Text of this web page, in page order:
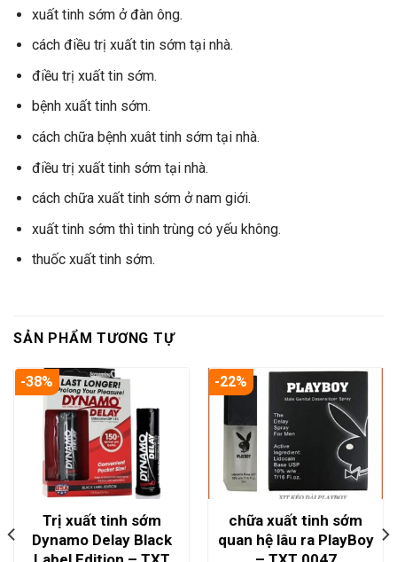
xuất tinh sớm ở đàn ông.
cách điều trị xuất tin sớm tại nhà.
điều trị xuất tin sớm.
bệnh xuất tinh sớm.
cách chữa bệnh xuât tinh sớm tại nhà.
điều trị xuất tinh sớm tại nhà.
cách chữa xuất tinh sớm ở nam giới.
xuất tinh sớm thì tinh trùng có yếu không.
thuốc xuất tinh sớm.
SẢN PHẨM TƯƠNG TỰ
-38%
Trị xuất tinh sớm
Dynamo Delay Black
-22%
chữa xuất tinh sớm
quan hệ lâu ra PlayBoy